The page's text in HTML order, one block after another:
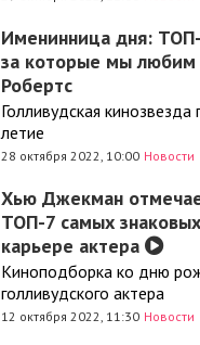
Именинница дня:
за которые мы
Робертс
Голливудская
летие
28 октября 2022, 10:00 Новости
Хью Джекман
ТОП-7 самых
карьере актера
Киноподборка ко дню
голливудского актера
12 октября 2022, 11:30 Новости